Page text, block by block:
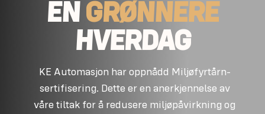
EN GRØNNERE
HVERDAG
KE Automasjon har oppnådd Miljøfyrtårn-
sertifisering. Dette er en anerkjennelse av
våre tiltak for å redusere miljøpåvirkning og